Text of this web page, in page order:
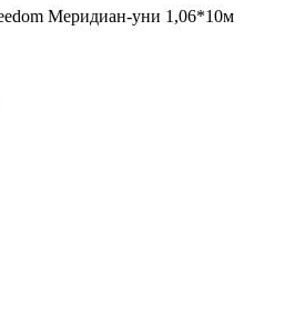
Меридиан-уни 1,06*10м